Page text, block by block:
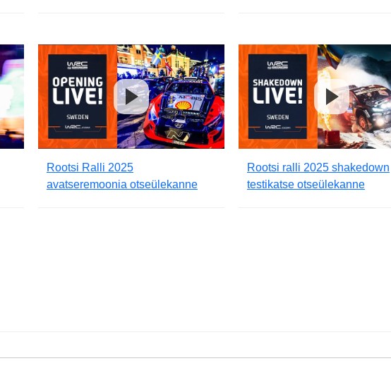
Rootsi Ralli 2025
avatseremoonia otseülekanne
Rootsi ralli 2025 shakedown
testikatse otseülekanne